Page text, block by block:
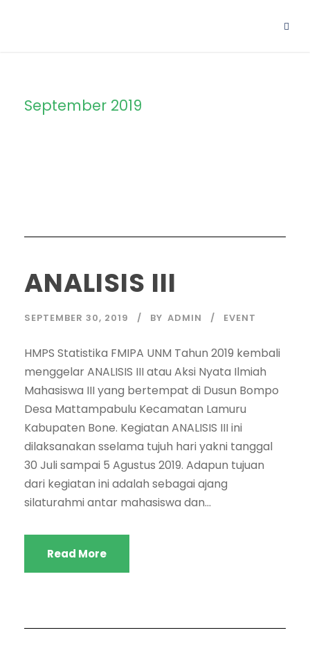
September 2019
ANALISIS III
SEPTEMBER 30, 2019 BY ADMIN EVENT
HMPS Statistika FMIPA UNM Tahun 2019 kembali
menggelar ANALISIS III atau Aksi Nyata Ilmiah
Mahasiswa III yang bertempat di Dusun Bompo
Desa Mattampabulu Kecamatan Lamuru
Kabupaten Bone. Kegiatan ANALISIS III ini
dilaksanakan sselama tujuh hari yakni tanggal
30 Juli sampai 5 Agustus 2019. Adapun tujuan
dari kegiatan ini adalah sebagai ajang
silaturahmi antar mahasiswa dan...
Read More